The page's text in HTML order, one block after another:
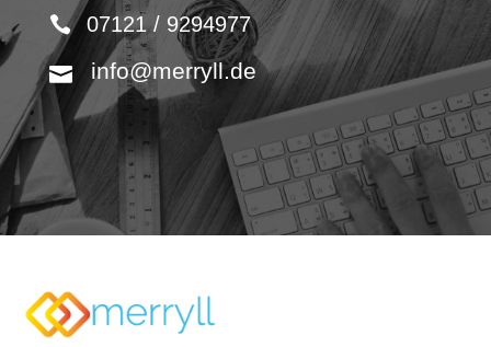
07121 / 9294977
info@merryll.de